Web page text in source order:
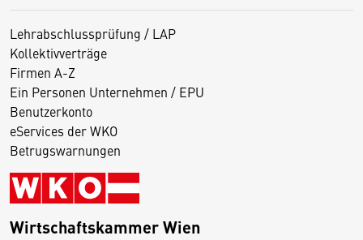
Lehrabschlussprüfung / LAP
Kollektivverträge
Firmen A-Z
Ein Personen Unternehmen / EPU
Benutzerkonto
eServices der WKO
Betrugswarnungen
Wirtschaftskammer Wien